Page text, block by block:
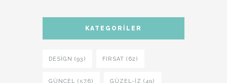
KATEGORILER
DESIGN (93) FIRSAT (62)
GÜNCEL (576) GÜZEL-IZ (49)